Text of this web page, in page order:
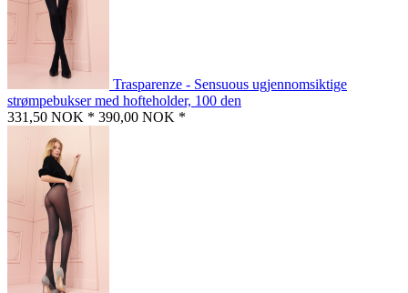
Trasparenze - Sensuous ugjennomsiktige
strømpebukser med hofteholder, 100 den
331,50 NOK * 390,00 NOK *